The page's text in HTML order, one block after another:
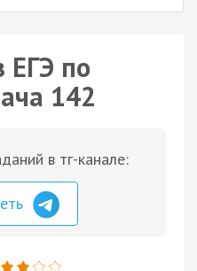
ЕГЭ по
142
в тг-канале: